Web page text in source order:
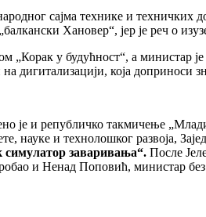
сајма технике и техничких
Хановер“, јер је реч о
„Корак у будућност“, а министар
дигитализацији, која доприноси
је и републичко такмичење
науке и технолошког развоја,
симулатор заваривања“. После
и Ненад Поповић, министар